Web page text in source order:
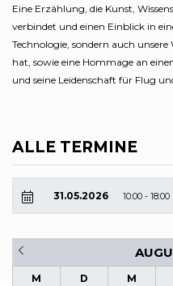
Eine Erzählung, die Kunst,
verbindet und einen Einblick in
Technologie, sondern auch
hat, sowie eine Hommage an
und seine Leidenschaft für Flug
ALLE TERMINE
31.05.2026 10:00 -
M D M